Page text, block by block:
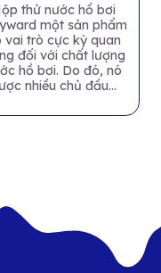
thử nước hồ bơi
một sản phẩm
vai trò cực kỳ quan
đối với chất lượng
hồ bơi. Do đó, nó
nhiều chủ đầu...